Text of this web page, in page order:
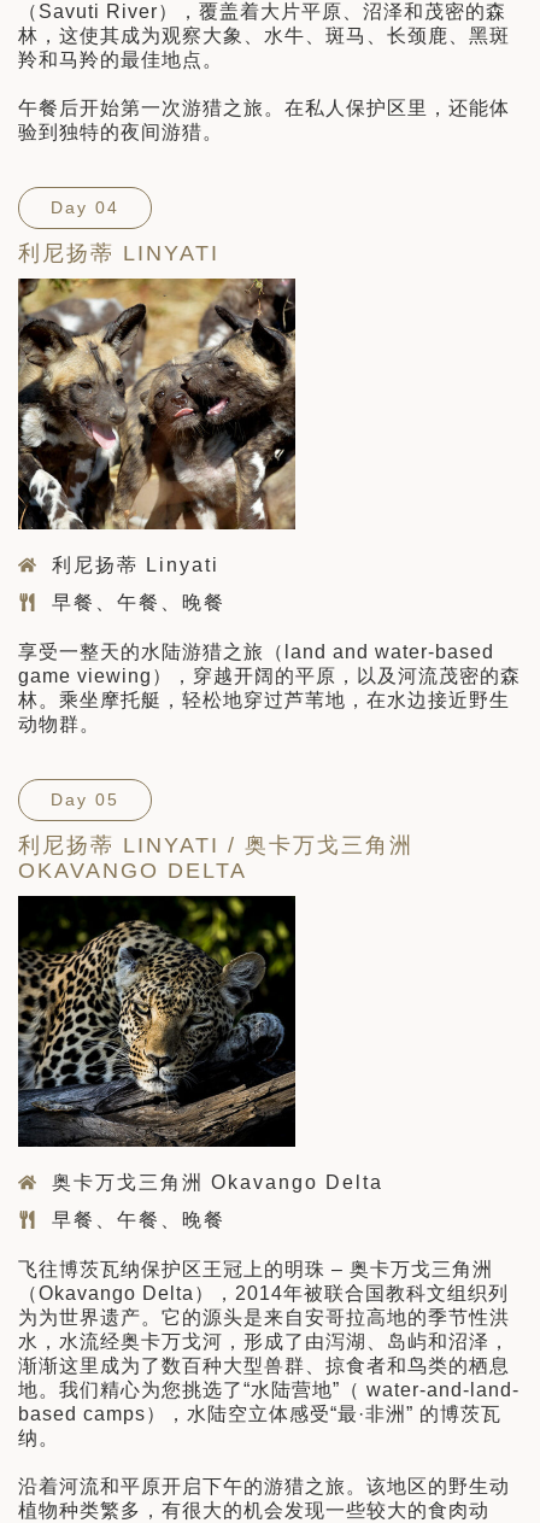
（Savuti River），覆盖着大片平原、沼泽和茂密的森
林，这使其成为观察大象、水牛、斑马、长颈鹿、黑斑
羚和马羚的最佳地点。
午餐后开始第一次游猎之旅。在私人保护区里，还能体
验到独特的夜间游猎。
Day 04
利尼扬蒂 LINYATI
利尼扬蒂 Linyati
早餐、午餐、晚餐
享受一整天的水陆游猎之旅（land and water-based
game viewing），穿越开阔的平原，以及河流茂密的森
林。乘坐摩托艇，轻松地穿过芦苇地，在水边接近野生
动物群。
Day 05
利尼扬蒂 LINYATI / 奥卡万戈三角洲
OKAVANGO DELTA
奥卡万戈三角洲 Okavango Delta
早餐、午餐、晚餐
飞往博茨瓦纳保护区王冠上的明珠 – 奥卡万戈三角洲
（Okavango Delta），2014年被联合国教科文组织列
为为世界遗产。它的源头是来自安哥拉高地的季节性洪
水，水流经奥卡万戈河，形成了由泻湖、岛屿和沼泽，
渐渐这里成为了数百种大型兽群、掠食者和鸟类的栖息
地。我们精心为您挑选了“水陆营地”（ water-and-land-
based camps），水陆空立体感受“最·非洲” 的博茨瓦
纳。
沿着河流和平原开启下午的游猎之旅。该地区的野生动
植物种类繁多，有很大的机会发现一些较大的食肉动